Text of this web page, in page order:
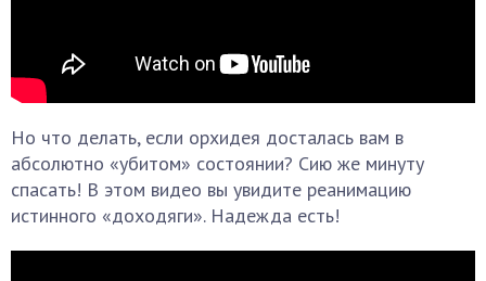
Но что делать, если орхидея досталась вам в
абсолютно «убитом» состоянии? Сию же минуту
спасать! В этом видео вы увидите реанимацию
истинного «доходяги». Надежда есть!